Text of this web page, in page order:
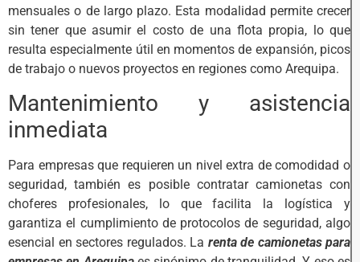
mensuales o de largo plazo. Esta modalidad permite crecer
sin tener que asumir el costo de una flota propia, lo que
resulta especialmente útil en momentos de expansión, picos
de trabajo o nuevos proyectos en regiones como Arequipa.
Mantenimiento y asistencia
inmediata
Para empresas que requieren un nivel extra de comodidad o
seguridad, también es posible contratar camionetas con
choferes profesionales, lo que facilita la logística y
garantiza el cumplimiento de protocolos de seguridad, algo
esencial en sectores regulados. La renta de camionetas para